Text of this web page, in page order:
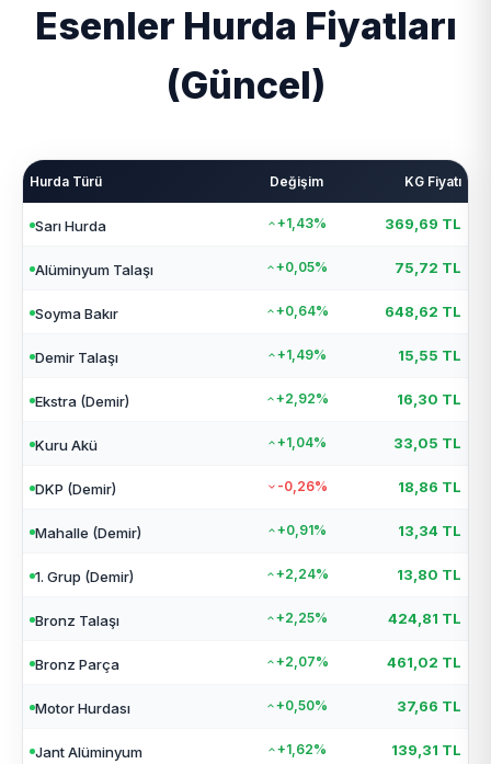
Esenler Hurda Fiyatları
(Güncel)
Hurda Türü Değişim KG Fiyatı
Sarı Hurda +1,43% 369,69 TL
Alüminyum Talaşı +0,05% 75,72 TL
Soyma Bakır +0,64% 648,62 TL
Demir Talaşı +1,49% 15,55 TL
Ekstra (Demir) +2,92% 16,30 TL
Kuru Akü +1,04% 33,05 TL
DKP (Demir) -0,26% 18,86 TL
Mahalle (Demir) +0,91% 13,34 TL
1. Grup (Demir) +2,24% 13,80 TL
Bronz Talaşı +2,25% 424,81 TL
Bronz Parça +2,07% 461,02 TL
Motor Hurdası +0,50% 37,66 TL
Jant Alüminyum +1,62% 139,31 TL